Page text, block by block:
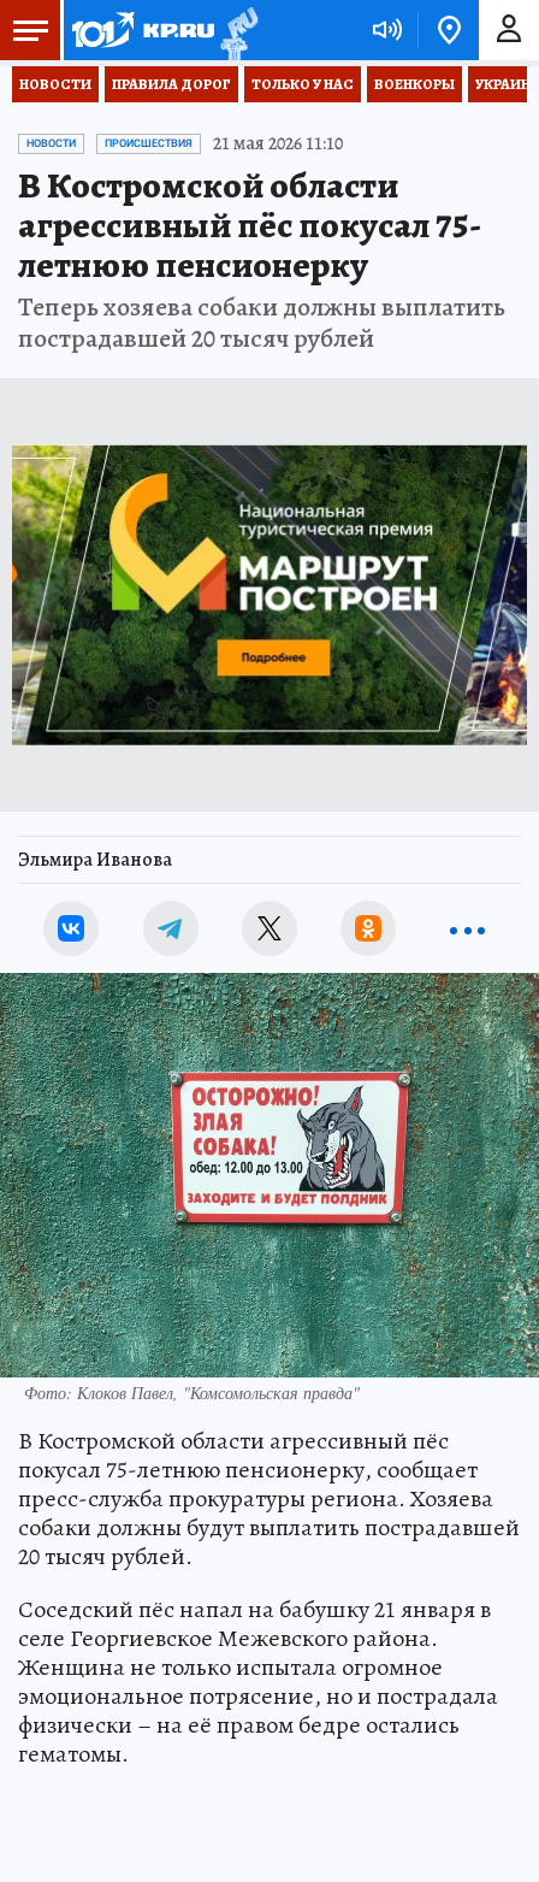
НОВОСТИ ПРАВИЛА ДОРОГ ТОЛЬКО У НАС ВОЕНКОРЫ
НОВОСТИ ПРОИСШЕСТВИЯ 21 мая 2026 11:10
В Костромской области
агрессивный пёс покусал 75-
летнюю пенсионерку
Теперь хозяева собаки должны выплатить
пострадавшей 20 тысяч рублей
Эльмира Иванова
Фото: Клоков Павел, "Комсомольская правда"
В Костромской области агрессивный пёс
покусал 75-летнюю пенсионерку, сообщает
пресс-служба прокуратуры региона. Хозяева
собаки должны будут выплатить пострадавшей
20 тысяч рублей.
Соседский пёс напал на бабушку 21 января в
селе Георгиевское Межевского района.
Женщина не только испытала огромное
эмоциональное потрясение, но и пострадала
физически – на её правом бедре остались
гематомы.